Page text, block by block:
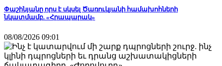
Փաշինյանը որս է սկսել Ծառուկյանի համախոհների
նկատմամբ. «Հրապարակ»
08/08/2026 09:01